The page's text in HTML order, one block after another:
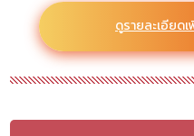
ดูรายละเอียด